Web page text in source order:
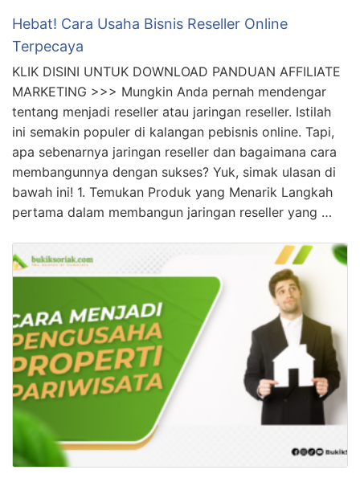
Hebat! Cara Usaha Bisnis Reseller Online
Terpecaya
KLIK DISINI UNTUK DOWNLOAD PANDUAN AFFILIATE
MARKETING >>> Mungkin Anda pernah mendengar
tentang menjadi reseller atau jaringan reseller. Istilah
ini semakin populer di kalangan pebisnis online. Tapi,
apa sebenarnya jaringan reseller dan bagaimana cara
membangunnya dengan sukses? Yuk, simak ulasan di
bawah ini! 1. Temukan Produk yang Menarik Langkah
pertama dalam membangun jaringan reseller yang …